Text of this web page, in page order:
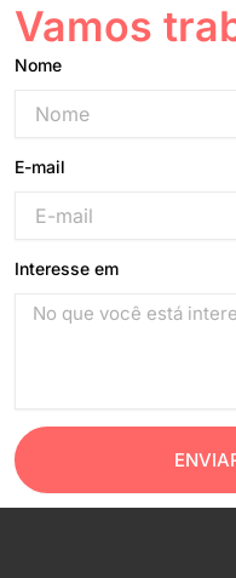
Vamos
Nome
E-mail
Interesse em